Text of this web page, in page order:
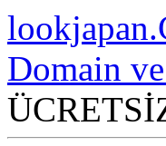
Domain